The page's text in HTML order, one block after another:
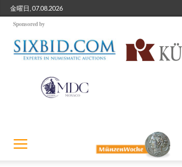
金曜日, 07.08.2026
Sponsored by